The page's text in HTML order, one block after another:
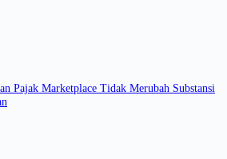
Pajak Marketplace Tidak Merubah Substansi